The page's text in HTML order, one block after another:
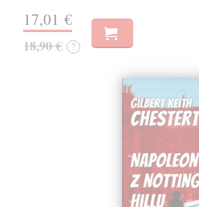
17,01 €
18,90 € ?